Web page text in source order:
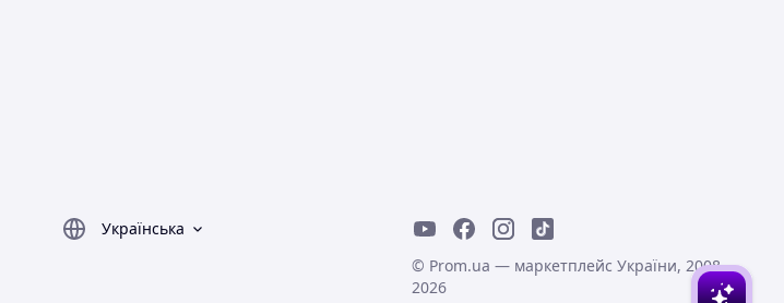
Українська
© Prom.ua — маркетплейс України, 2008-
2026